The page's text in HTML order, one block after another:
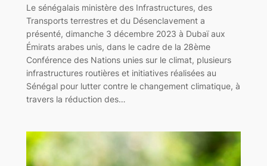
Le sénégalais ministère des Infrastructures, des
Transports terrestres et du Désenclavement a
présenté, dimanche 3 décembre 2023 à Dubaï aux
Émirats arabes unis, dans le cadre de la 28ème
Conférence des Nations unies sur le climat, plusieurs
infrastructures routières et initiatives réalisées au
Sénégal pour lutter contre le changement climatique, à
travers la réduction des…